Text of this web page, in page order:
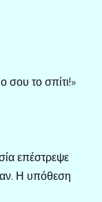
σου το σπίτι!»
επέστρεψε
Η υπόθεση